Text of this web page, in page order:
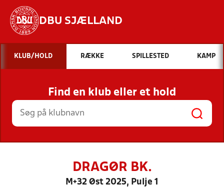
DBU SJÆLLAND
Hvad vil du søge efter?
INDHOLD OG NYHEDER
STILLINGER, RESULTATER, KLUBBER OG
HOLD
KLUB/HOLD RÆKKE SPILLESTED KAMP
Find en klub eller et hold
DRAGØR BK.
M+32 Øst 2025, Pulje 1